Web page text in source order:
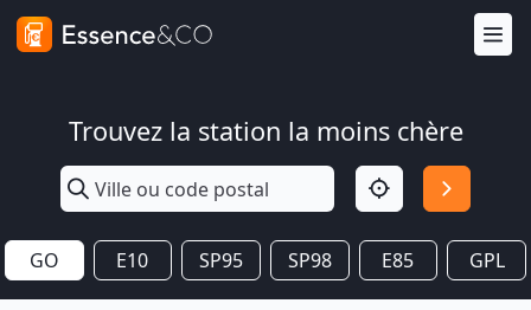
Trouvez la station la moins chère
GO E10 SP95 SP98 E85 GPL